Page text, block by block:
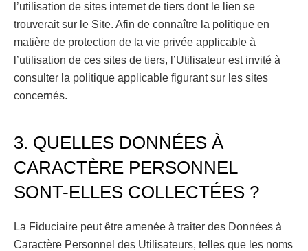
l’utilisation de sites internet de tiers dont le lien se
trouverait sur le Site. Afin de connaître la politique en
matière de protection de la vie privée applicable à
l’utilisation de ces sites de tiers, l’Utilisateur est invité à
consulter la politique applicable figurant sur les sites
concernés.
3. QUELLES DONNÉES À
CARACTÈRE PERSONNEL
SONT-ELLES COLLECTÉES ?
La Fiduciaire peut être amenée à traiter des Données à
Caractère Personnel des Utilisateurs, telles que les noms